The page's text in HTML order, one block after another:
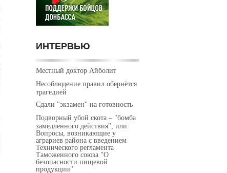
ИНТЕРВЬЮ
Местный доктор Айболит
Несоблюдение правил обернётся
трагедией
Сдали "экзамен" на готовность
Подворный убой скота – "бомба
замедленного действия", или
Вопросы, возникающие у
аграриев района с введением
Технического регламента
Таможенного союза "О
безопасности пищевой
продукции"